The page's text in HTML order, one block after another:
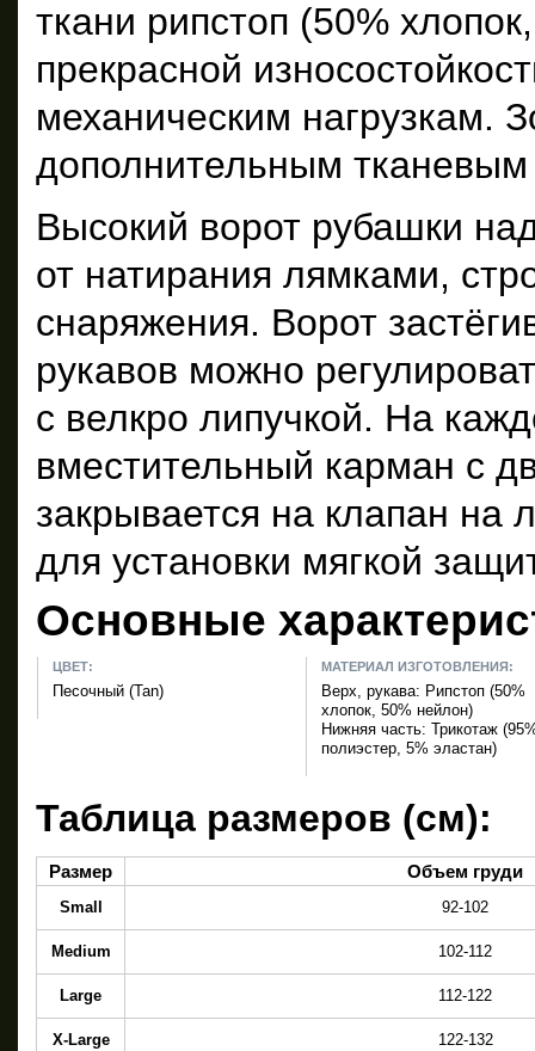
ткани рипстоп (50%
прекрасной
механическим нагрузкам.
дополнительным
Высокий ворот рубашки
от натирания лямками,
снаряжения. Ворот
рукавов можно
с велкро липучкой. На
вместительный карман с
закрывается на клапан на
для установки мягкой
Основные
ЦВЕТ:
Песочный (Tan)
МАТЕРИАЛ ИЗГОТОВЛЕНИЯ:
Верх, рукава: Рипстоп (50%
хлопок, 50% нейлон)
Нижняя часть: Трикотаж
полиэстер, 5% эластан)
Таблица размеров (см):
Размер Объем груди
Small 92-102
Medium 102-112
Large 112-122
X-Large 122-132